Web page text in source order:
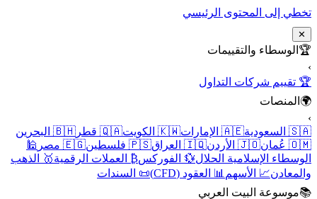
تخطي إلى المحتوى الرئيسي
✕
🏆 الوسطاء والتقييمات
›
🏆 تقييم شركات التداول
🌍 المنصات
›
🇸🇦 السعودية
🇦🇪 الإمارات 🇰🇼 الكويت 🇶🇦 قطر
🇧🇭 البحرين
🇴🇲 عُمان
🇯🇴 الأردن 🇮🇶 العراق 🇵🇸 فلسطين 🇪🇬 مصر
🕌
الوسطاء الإسلامية الحلال💱 الفوركس₿ العملات الرقمية🥇 الذهب
والمعادن📈 الأسهم 📊 العقود (CFD)
📜 السندات
📚موسوعة البيت العربي